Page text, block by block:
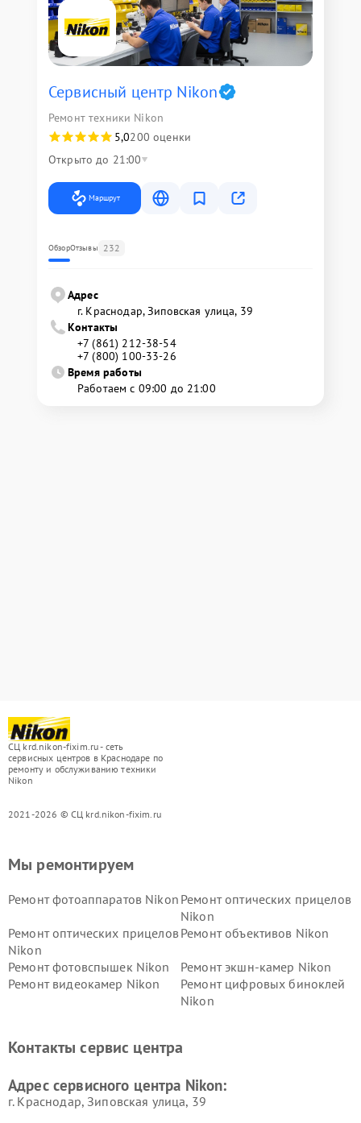
Сервисный центр Nikon
Ремонт техники Nikon
5,0200 оценки
Открыто до 21:00
Маршрут
ОбзорОтзывы 232
Адрес
г. Краснодар, Зиповская улица, 39
Контакты
+7 (861) 212-38-54
+7 (800) 100-33-26
Время работы
Работаем с 09:00 до 21:00
СЦ krd.nikon-fixim.ru - сеть
сервисных центров в Краснодаре по
ремонту и обслуживанию техники
Nikon
2021-2026 © СЦ krd.nikon-fixim.ru
Мы ремонтируем
Ремонт фотоаппаратов Nikon Ремонт оптических прицелов
Nikon
Ремонт оптических прицелов
Nikon
Ремонт объективов Nikon
Ремонт фотовспышек Nikon
Ремонт экшн-камер Nikon
Ремонт видеокамер Nikon
Ремонт цифровых биноклей
Nikon
Ремонт цифровых монокуляров Nikon
Контакты сервис центра
Адрес сервисного центра Nikon:
г. Краснодар, Зиповская улица, 39